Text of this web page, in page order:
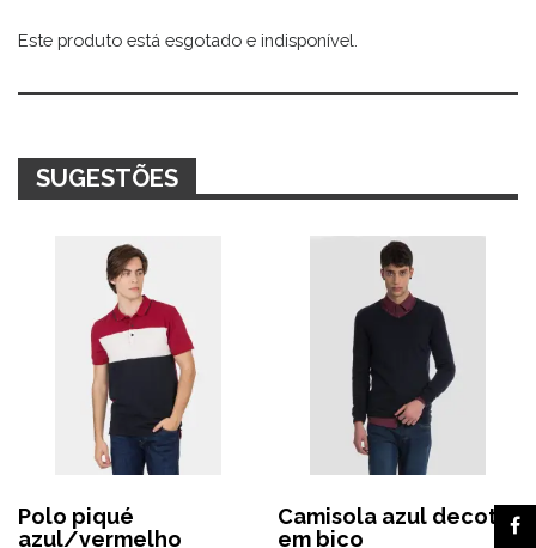
Este produto está esgotado e indisponível.
Alternative:
SUGESTÕES
Polo piqué
azul/vermelho
Camisola azul decote
em bico